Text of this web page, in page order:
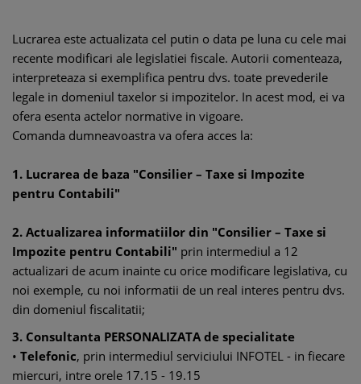
Lucrarea este actualizata cel putin o data pe luna cu cele mai
recente modificari ale legislatiei fiscale. Autorii comenteaza,
interpreteaza si exemplifica pentru dvs. toate prevederile
legale in domeniul taxelor si impozitelor. In acest mod, ei va
ofera esenta actelor normative in vigoare.
Comanda dumneavoastra va ofera acces la:
1. Lucrarea de baza "Consilier – Taxe si Impozite
pentru Contabili"
2. Actualizarea informatiilor din "Consilier – Taxe si
Impozite pentru Contabili" prin intermediul a 12
actualizari de acum inainte cu orice modificare legislativa, cu
noi exemple, cu noi informatii de un real interes pentru dvs.
din domeniul fiscalitatii;
3. Consultanta PERSONALIZATA de specialitate
• Telefonic, prin intermediul serviciului INFOTEL - in fiecare
miercuri, intre orele 17.15 - 19.15